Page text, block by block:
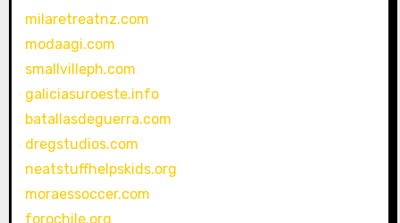
milaretreatnz.com
modaagi.com
smallvilleph.com
galiciasuroeste.info
batallasdeguerra.com
dregstudios.com
neatstuffhelpskids.org
moraessoccer.com
forochile.org